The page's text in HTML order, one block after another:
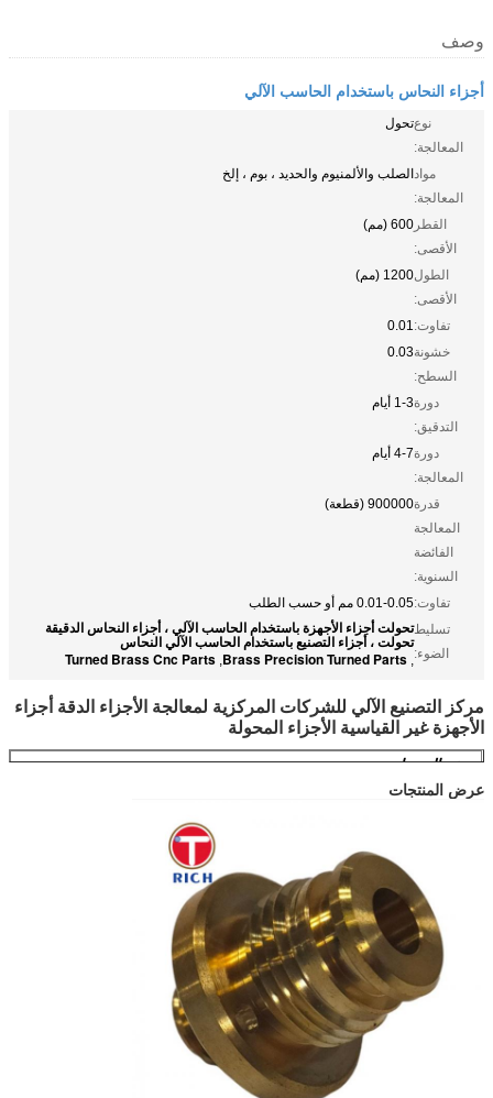
وصف
أجزاء النحاس باستخدام الحاسب الآلي
نوع
المعالجة:
تحول
مواد
المعالجة:
الصلب والألمنيوم والحديد ، بوم ، إلخ
القطر
الأقصى:
600 (مم)
الطول
الأقصى:
1200 (مم)
تفاوت:0.01
خشونة
السطح:
0.03
دورة
التدقيق:
1-3 أيام
دورة
المعالجة:
4-7 أيام
قدرة
المعالجة
الفائضة
السنوية:
900000 (قطعة)
تفاوت:0.01-0.05 مم أو حسب الطلب
تسليط
الضوء:
تحولت أجزاء الأجهزة باستخدام الحاسب الآلي ، أجزاء النحاس الدقيقة
تحولت ، أجزاء التصنيع باستخدام الحاسب الآلي النحاس
,
Brass Precision Turned Parts
,
Turned Brass Cnc Parts
مركز التصنيع الآلي للشركات المركزية لمعالجة الأجزاء الدقة أجزاء
الأجهزة غير القياسية الأجزاء المحولة
وصف المنتجات
مركز التصنيع الآلي للشركات المركزية لمعالجة
الأجزاء الدقة أجزاء الأجهزة غير القياسية الأجزاء
المحولة
معدات الإنتاج
صناعة الصناعات الحاسوبية
قطع الأسلاك، الحرارة، 3- 5 محورات معالجة CNC
المواد المتاحة
لمعالجة CNC
مركز التصنيع الآلي للشركات المركزية لمعالجة قطع
الغيار مثل:
1018, 5052، 7075
سبائك خاصة: Fe-Ni، Kovar، Fe-Ni-Co، 4J29،
4J33، 4J50، Invar
حديد سيارات سهل: 12L14، 12L15
عرض المنتجات